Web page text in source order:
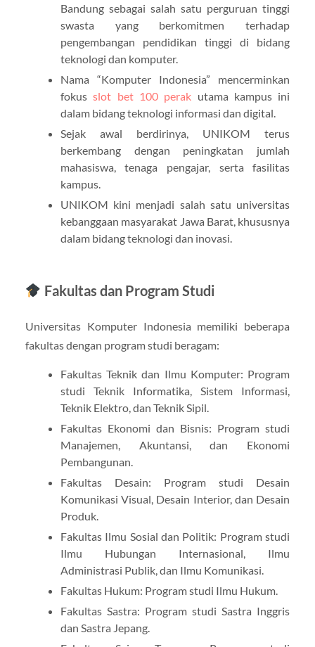
Bandung sebagai salah satu perguruan tinggi
swasta yang berkomitmen terhadap
pengembangan pendidikan tinggi di bidang
teknologi dan komputer.
Nama “Komputer Indonesia” mencerminkan
fokusslot bet 100 perak utama kampus ini
dalam bidang teknologi informasi dan digital.
Sejak awal berdirinya, UNIKOM terus
berkembang dengan peningkatan jumlah
mahasiswa, tenaga pengajar, serta fasilitas
kampus.
UNIKOM kini menjadi salah satu universitas
kebanggaan masyarakat Jawa Barat, khususnya
dalam bidang teknologi dan inovasi.
Fakultas dan Program Studi
Universitas Komputer Indonesia memiliki beberapa
fakultas dengan program studi beragam:
Fakultas Teknik dan Ilmu Komputer: Program
studi Teknik Informatika, Sistem Informasi,
Teknik Elektro, dan Teknik Sipil.
Fakultas Ekonomi dan Bisnis: Program studi
Manajemen, Akuntansi, dan Ekonomi
Pembangunan.
Fakultas Desain: Program studi Desain
Komunikasi Visual, Desain Interior, dan Desain
Produk.
Fakultas Ilmu Sosial dan Politik: Program studi
Ilmu Hubungan Internasional, Ilmu
Administrasi Publik, dan Ilmu Komunikasi.
Fakultas Hukum: Program studi Ilmu Hukum.
Fakultas Sastra: Program studi Sastra Inggris
dan Sastra Jepang.